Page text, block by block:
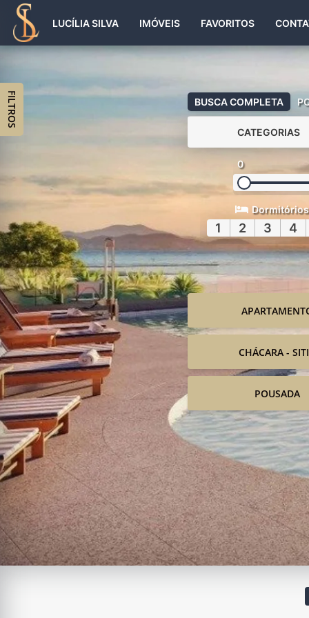
LUCÍLIA SILVA IMÓVEIS FAVORITOS
BUSCA COMPLETA
CATEGORIAS
0
Dormitórios
1 2 3 4
CHÁCARA -
POUSADA
FILTROS